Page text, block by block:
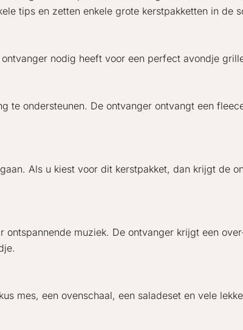
tips en zetten enkele grote kerstpakketten in de
nodig heeft voor een perfect avondje
te ondersteunen. De ontvanger ontvangt een
Als u kiest voor dit kerstpakket, dan krijgt de
ontspannende muziek. De ontvanger krijgt een
mes, een ovenschaal, een saladeset en vele